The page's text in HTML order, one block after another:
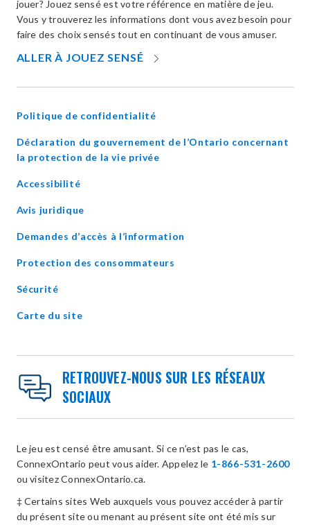
jouer? Jouez sensé est votre référence en matière de jeu.
Vous y trouverez les informations dont vous avez besoin pour
faire des choix sensés tout en continuant de vous amuser.
ALLER À JOUEZ SENSÉ
NEW
Politique de confidentialité
Déclaration du gouvernement de l’Ontario concernant
la protection de la vie privéeopens
Accessibilité
Avis juridique
Demandes d’accès à l’information
Protection des consommateurs
Sécurité
Carte du site
RETROUVEZ-NOUS SUR LES RÉSEAUX
SOCIAUX
Le jeu est censé être amusant. Si ce n’est pas le cas,
ConnexOntario peut vous aider. Appelez le 1-866-531-2600
ou visitez ConnexOntario.ca.
‡ Certains sites Web auxquels vous pouvez accéder à partir
du présent site ou menant au présent site ont été mis sur